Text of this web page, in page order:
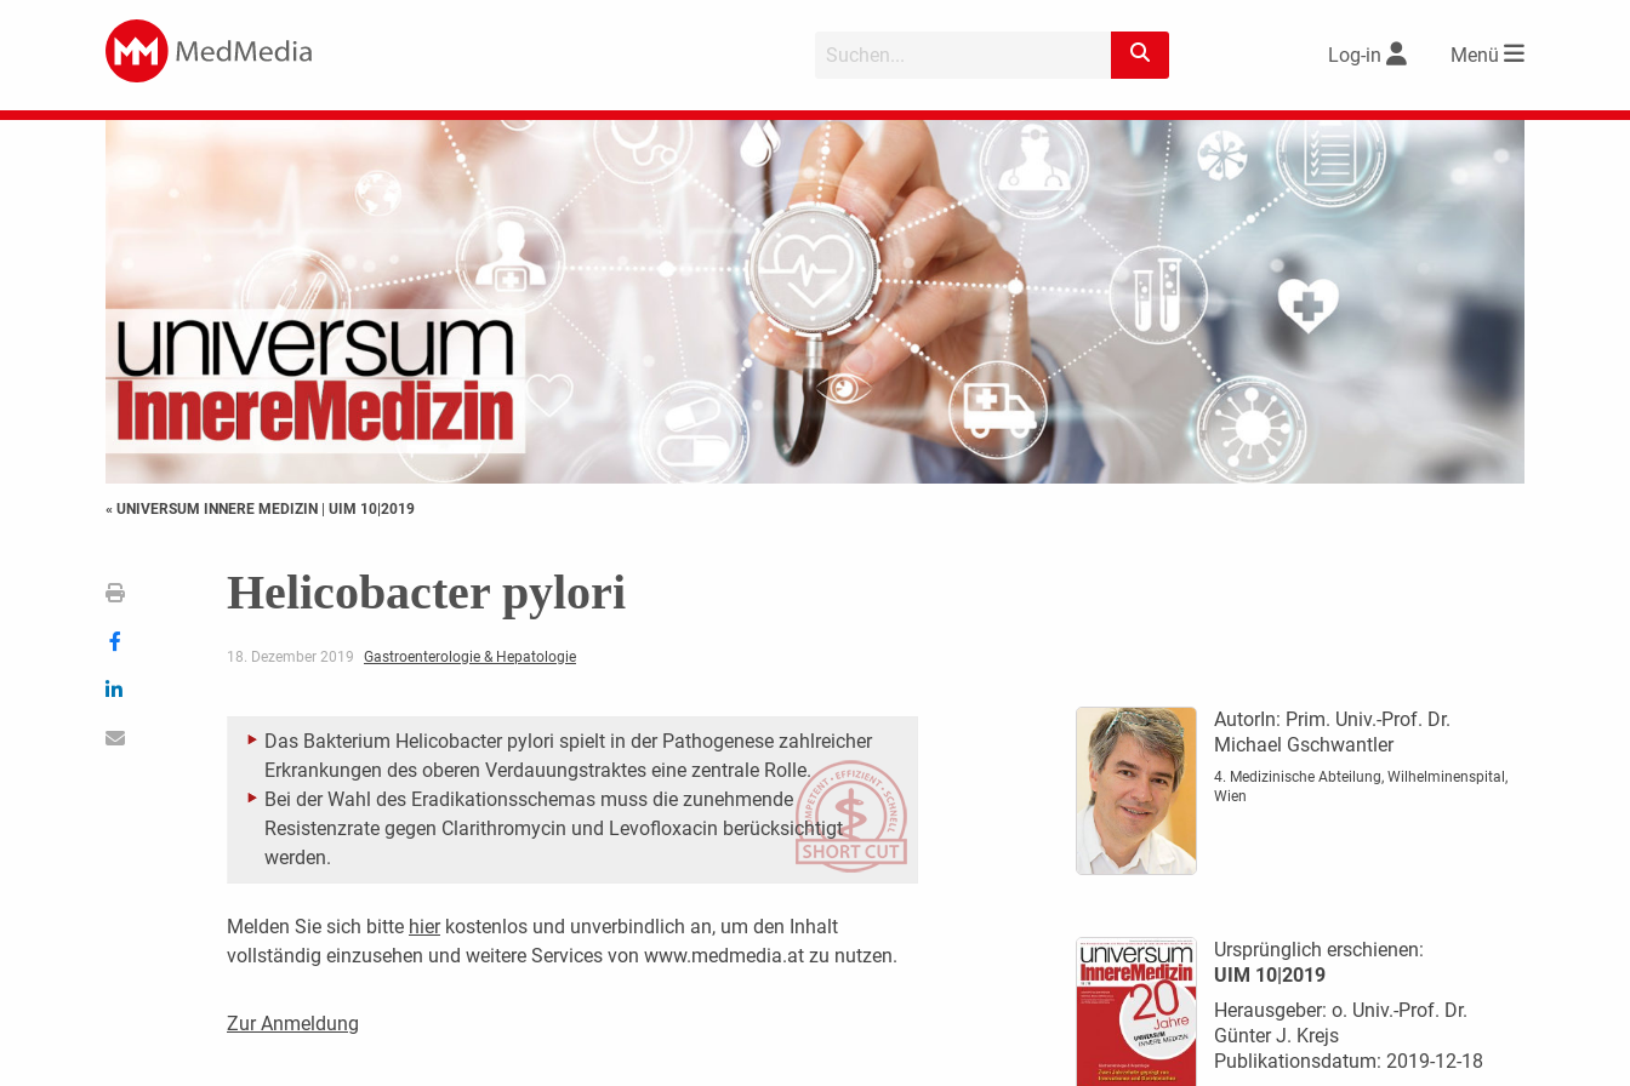
Log-in Menü
« UNIVERSUM INNERE MEDIZIN | UIM 10|2019
Helicobacter pylori
18. Dezember 2019 Gastroenterologie & Hepatologie
Das Bakterium Helicobacter pylori spielt in der Pathogenese zahlreicher
Erkrankungen des oberen Verdauungstraktes eine zentrale Rolle.
Bei der Wahl des Eradikationsschemas muss die zunehmende
Resistenzrate gegen Clarithromycin und Levofloxacin berücksichtigt
werden.
Melden Sie sich bitte hierkostenlos und unverbindlich an, um den Inhalt
vollständig einzusehen und weitere Services von www.medmedia.at zu nutzen.
Zur Anmeldung
AutorIn: Prim. Univ.-Prof. Dr.
Michael Gschwantler
4. Medizinische Abteilung, Wilhelminenspital,
Wien
Ursprünglich erschienen:
UIM 10|2019
Herausgeber: o. Univ.-Prof. Dr.
Günter J. Krejs
Publikationsdatum: 2019-12-18